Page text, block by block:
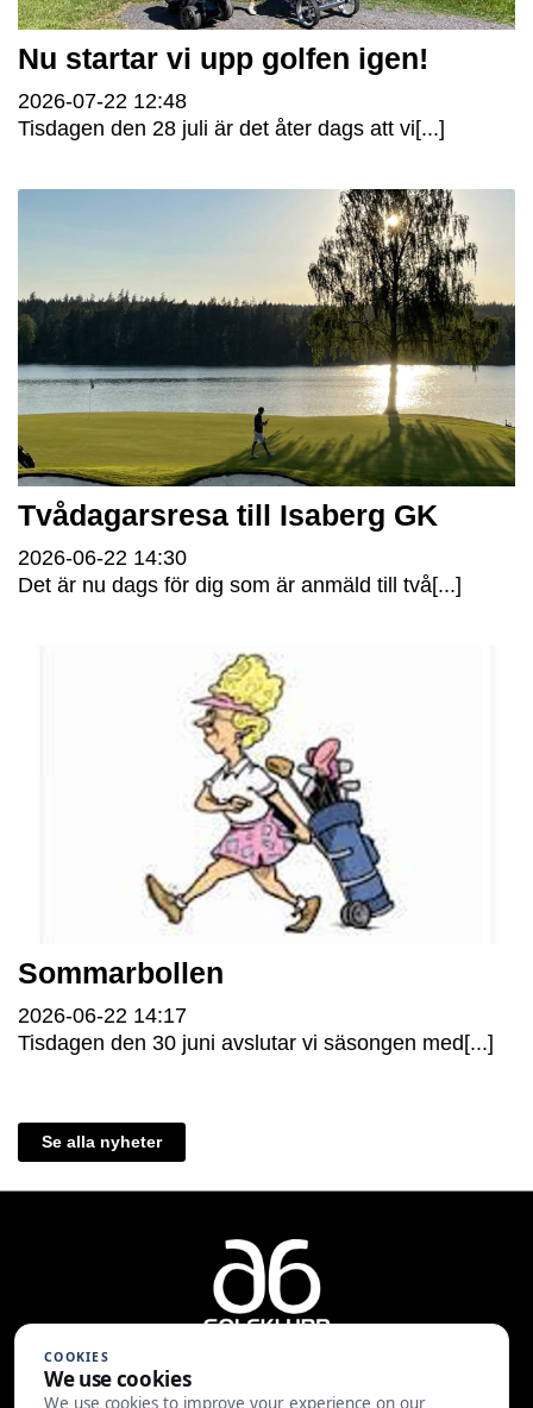
Nu startar vi upp golfen igen!
2026-07-22 12:48
Tisdagen den 28 juli är det åter dags att vi[...]
Tvådagarsresa till Isaberg GK
2026-06-22 14:30
Det är nu dags för dig som är anmäld till två[...]
Sommarbollen
2026-06-22 14:17
Tisdagen den 30 juni avslutar vi säsongen med[...]
Se alla nyheter
COOKIES
We use cookies
We use cookies to improve your experience on our